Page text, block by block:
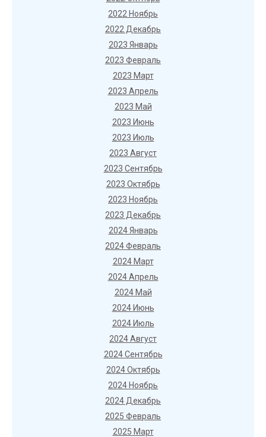
2022 Ноябрь
2022 Декабрь
2023 Январь
2023 Февраль
2023 Март
2023 Апрель
2023 Май
2023 Июнь
2023 Июль
2023 Август
2023 Сентябрь
2023 Октябрь
2023 Ноябрь
2023 Декабрь
2024 Январь
2024 Февраль
2024 Март
2024 Апрель
2024 Май
2024 Июнь
2024 Июль
2024 Август
2024 Сентябрь
2024 Октябрь
2024 Ноябрь
2024 Декабрь
2025 Февраль
2025 Март